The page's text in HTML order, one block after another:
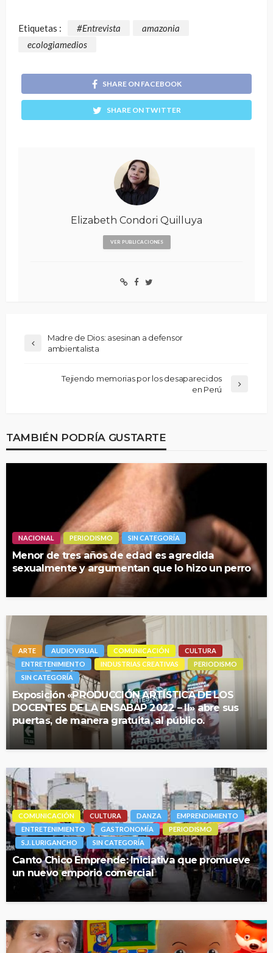
Etiquetas : #Entrevista
amazonia
ecologiamedios
SHARE ON FACEBOOK
SHARE ON TWITTER
Elizabeth Condori Quilluya
VER PUBLICACIONES
Madre de Dios: asesinan a defensor
ambientalista
Tejiendo memorias por los desaparecidos
en Perú
TAMBIÉN PODRÍA GUSTARTE
NACIONAL PERIODISMO SIN CATEGORÍA
Menor de tres años de edad es agredida
sexualmente y argumentan que lo hizo un perro
ARTE AUDIOVISUAL COMUNICACIÓN
CULTURA
ENTRETENIMIENTO
INDUSTRIAS CREATIVAS
PERIODISMO
SIN CATEGORÍA
Exposición «PRODUCCIÓN ARTÍSTICA DE LOS
DOCENTES DE LA ENSABAP 2022 – II» abre sus
puertas, de manera gratuita, al público.
COMUNICACIÓN CULTURA DANZA
EMPRENDIMIENTO
ENTRETENIMIENTO
GASTRONOMÍA
PERIODISMO
S.J. LURIGANCHO
SIN CATEGORÍA
Canto Chico Emprende: Iniciativa que promueve
un nuevo emporio comercial